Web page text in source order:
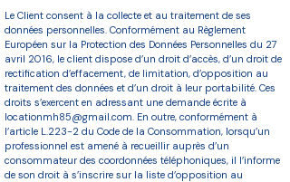
Le Client consent à la collecte et au traitement de ses
données personnelles. Conformément au Règlement
Européen sur la Protection des Données Personnelles du 27
avril 2016, le client dispose d’un droit d’accès, d’un droit de
rectification d’effacement, de limitation, d’opposition au
traitement des données et d’un droit à leur portabilité. Ces
droits s’exercent en adressant une demande écrite à
locationmh85@gmail.com. En outre, conformément à
l’article L.223-2 du Code de la Consommation, lorsqu’un
professionnel est amené à recueillir auprès d’un
consommateur des coordonnées téléphoniques, il l’informe
de son droit à s’inscrire sur la liste d’opposition au